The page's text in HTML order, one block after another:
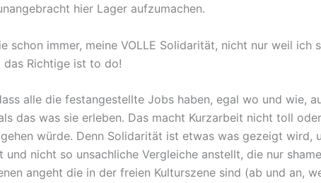
hier Lager aufzumachen.
schon immer, meine VOLLE Solidarität, nicht nur weil
Richtige ist to do!
alle die festangestellte Jobs haben, egal wo und wie,
das was sie erleben. Das macht Kurzarbeit nicht toll
würde. Denn Solidarität ist etwas was gezeigt
und nicht so unsachliche Vergleiche anstellt, die nur
angeht die in der freien Kulturszene sind (ab und an,